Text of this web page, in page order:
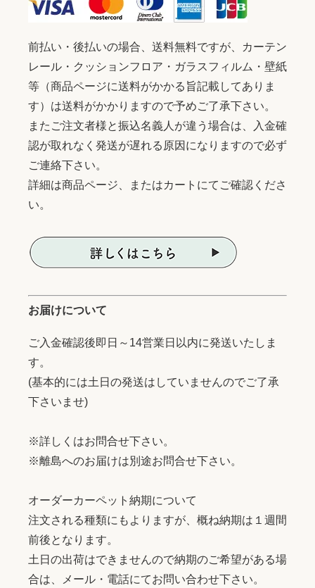
前払い・後払いの場合、送料無料ですが、カーテン
レール・クッションフロア・ガラスフィルム・壁紙
等（商品ページに送料がかかる旨記載してありま
す）は送料がかかりますので予めご了承下さい。
またご注文者様と振込名義人が違う場合は、入金確
認が取れなく発送が遅れる原因になりますので必ず
ご連絡下さい。
詳細は商品ページ、またはカートにてご確認くださ
い。
お届けについて
ご入金確認後即日～14営業日以内に発送いたしま
す。
(基本的には土日の発送はしていませんのでご了承
下さいませ)
※詳しくはお問合せ下さい。
※離島へのお届けは別途お問合せ下さい。
オーダーカーペット納期について
注文される種類にもよりますが、概ね納期は１週間
前後となります。
土日の出荷はできませんので納期のご希望がある場
合は、メール・電話にてお問い合わせ下さい。